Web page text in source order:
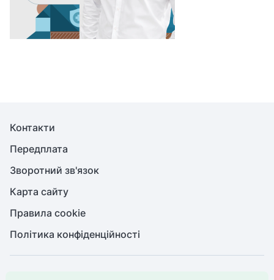
Контакти
Передплата
Зворотний зв'язок
Карта сайту
Правила cookie
Політика конфіденційності